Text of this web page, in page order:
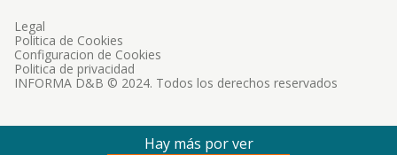
INFORMA D&B © 2024. Todos los derechos reservados
Legal
Politica de Cookies
Configuracion de Cookies
Politica de privacidad
Hay más por ver